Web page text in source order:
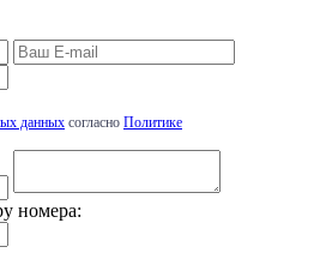
данных согласно Политике
номера: